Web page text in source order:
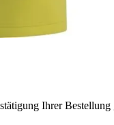
Ihrer Bestellung